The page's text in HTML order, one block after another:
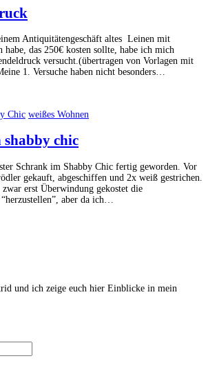
Antiquitätengeschäft altes Leinen mit
habe, das 250€ kosten sollte, habe ich mich
versucht.(übertragen von Vorlagen mit
1. Versuche haben nicht besonders…
Chic weißes Wohnen
chic
Schrank im Shabby Chic fertig geworden. Vor
gekauft, abgeschiffen und 2x weiß gestrichen.
zwar erst Überwindung gekostet die
aber da ich…
und ich zeige euch hier Einblicke in mein